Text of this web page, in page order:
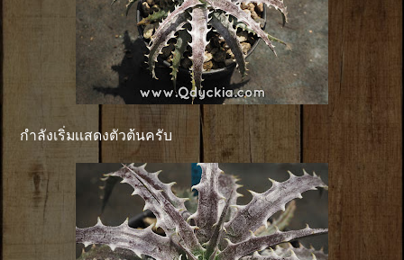
กำลังเริ่มเเสดงตัวต้นครับ